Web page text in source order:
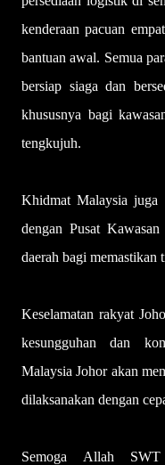
kenderaan pacuan
bantuan awal. Semua
bersiap siaga dan
khususnya bagi
tengkujuh.
Khidmat Malaysia juga
dengan Pusat
daerah bagi memastikan
Keselamatan rakyat
kesungguhan dan
Malaysia Johor akan
dilaksanakan dengan
Semoga Allah